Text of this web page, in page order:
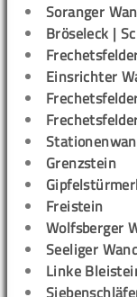
Soranger
Bröseleck |
Einsrichter
Grenzstein
Freistein
Wolfsberger
Seeliger
Linke